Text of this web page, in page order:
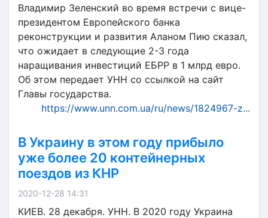
Владимир Зеленский во время встречи с вице-
президентом Европейского банка
реконструкции и развития Аланом Пию сказал,
что ожидает в следующие 2-3 года
наращивания инвестиций ЕБРР в 1 млрд евро.
Об этом передает УНН со ссылкой на сайт
Главы государства.
https://www.unn.com.ua/ru/news/1824967-z...
В Украину в этом году прибыло
уже более 20 контейнерных
поездов из КНР
2020-12-28 14:31
КИЕВ. 28 декабря. УНН. В 2020 году Украина